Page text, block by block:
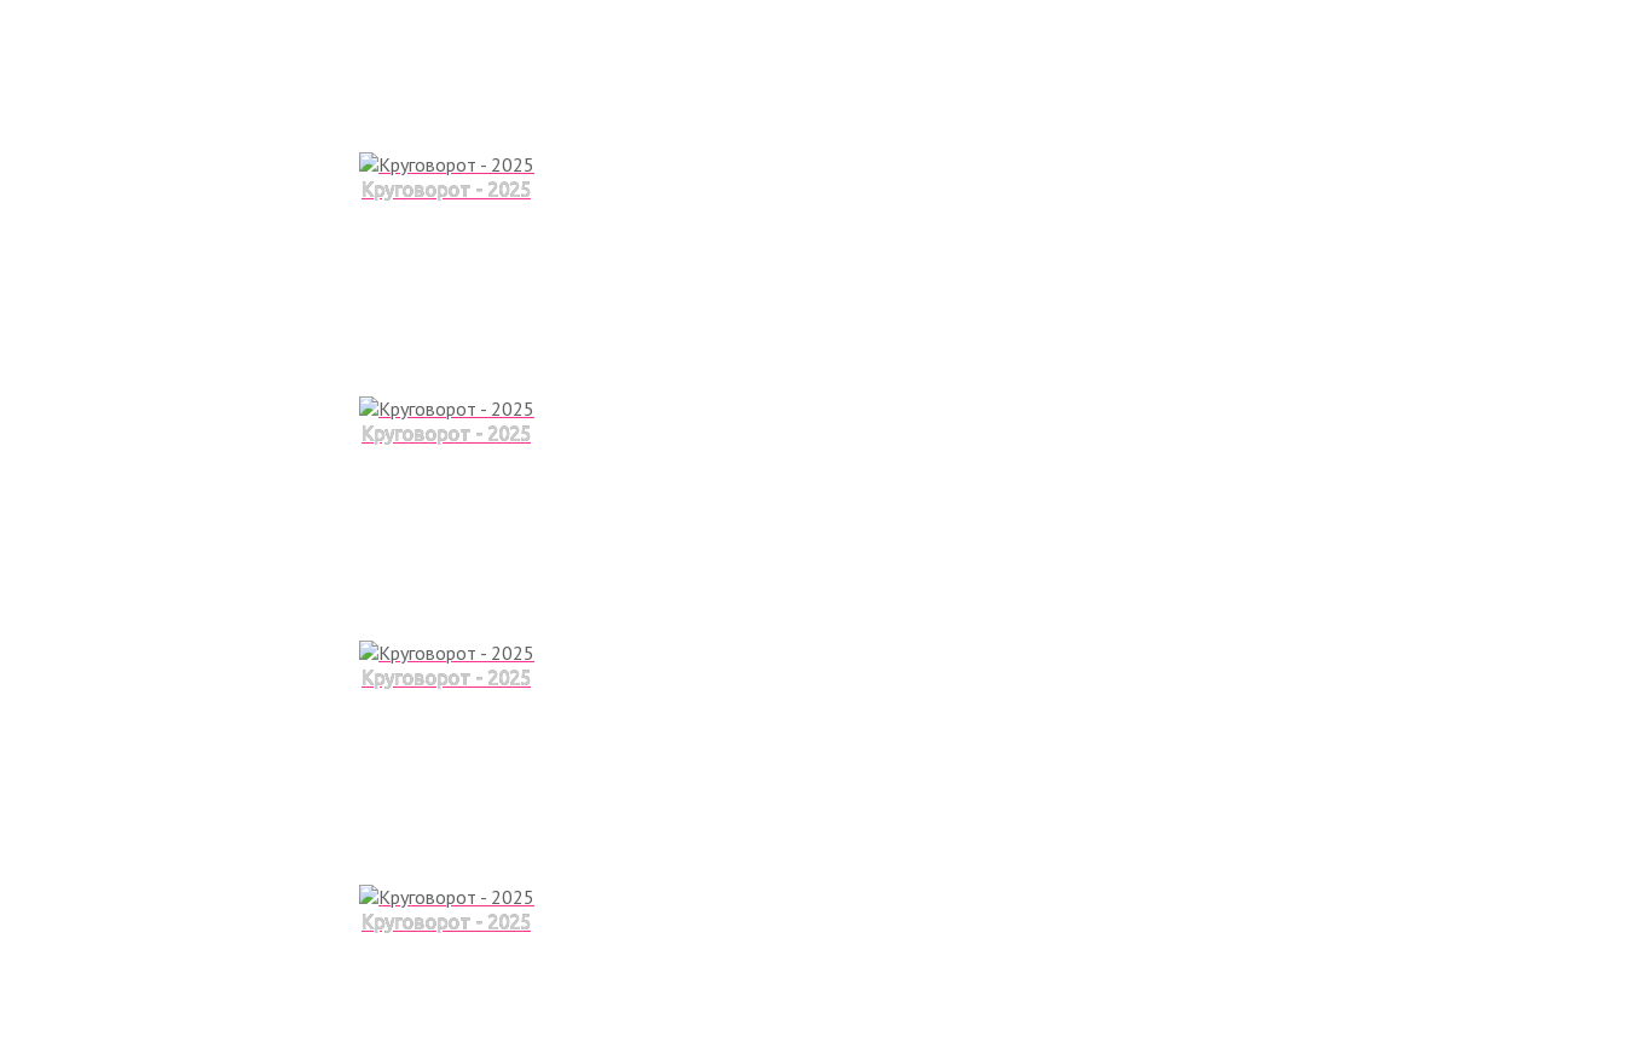
Круговорот - 2025
Круговорот - 2025
Круговорот - 2025
Круговорот - 2025